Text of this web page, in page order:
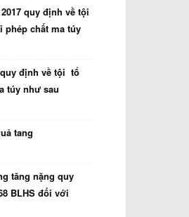
quy định về tội
chất ma túy
định về tội tổ
túy như sau
tang
tăng nặng quy
BLHS đối với